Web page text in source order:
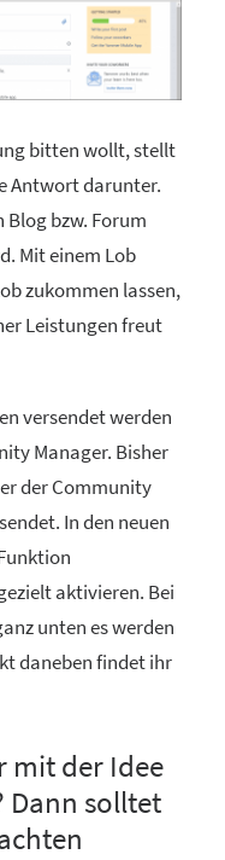
bitten wollt, stellt
Antwort darunter.
Blog bzw. Forum
Mit einem Lob
zukommen lassen,
Leistungen freut
versendet werden
Manager. Bisher
der Community
In den neuen
aktivieren. Bei
unten es werden
daneben findet ihr
mit der Idee
Dann solltet